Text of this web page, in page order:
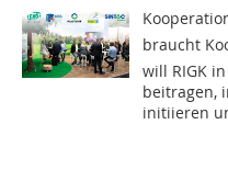
braucht
will RIGK
beitragen,
initiieren